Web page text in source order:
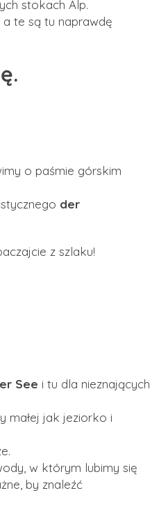
stokach Alp.
te są tu naprawdę
o paśmie górskim
der
z szlaku!
See i tu dla nieznających
małej jak jeziorko i
w którym lubimy się
by znaleźć